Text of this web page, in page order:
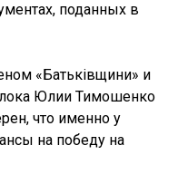
поданных в
«Батьківщини» и
Юлии Тимошенко
что именно у
на победу на